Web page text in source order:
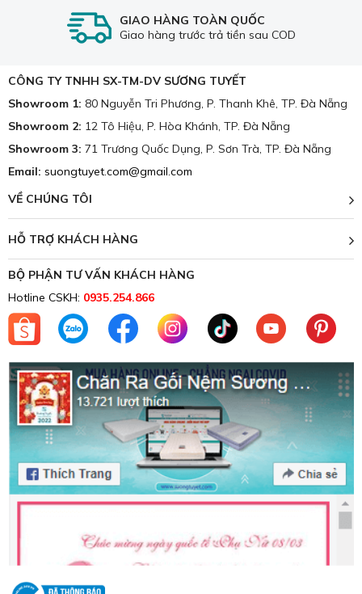
GIAO HÀNG TOÀN QUỐC
Giao hàng trước trả tiền sau COD
CÔNG TY TNHH SX-TM-DV SƯƠNG TUYẾT
Showroom 1: 80 Nguyễn Tri Phương, P. Thanh Khê, TP. Đà Nẵng
Showroom 2: 12 Tô Hiệu, P. Hòa Khánh, TP. Đà Nẵng
Showroom 3: 71 Trương Quốc Dụng, P. Sơn Trà, TP. Đà Nẵng
Email: suongtuyet.com@gmail.com
VỀ CHÚNG TÔI
HỖ TRỢ KHÁCH HÀNG
BỘ PHẬN TƯ VẤN KHÁCH HÀNG
Hotline CSKH: 0935.254.866